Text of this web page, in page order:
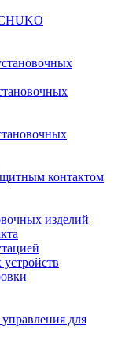
контактом
изделий
для